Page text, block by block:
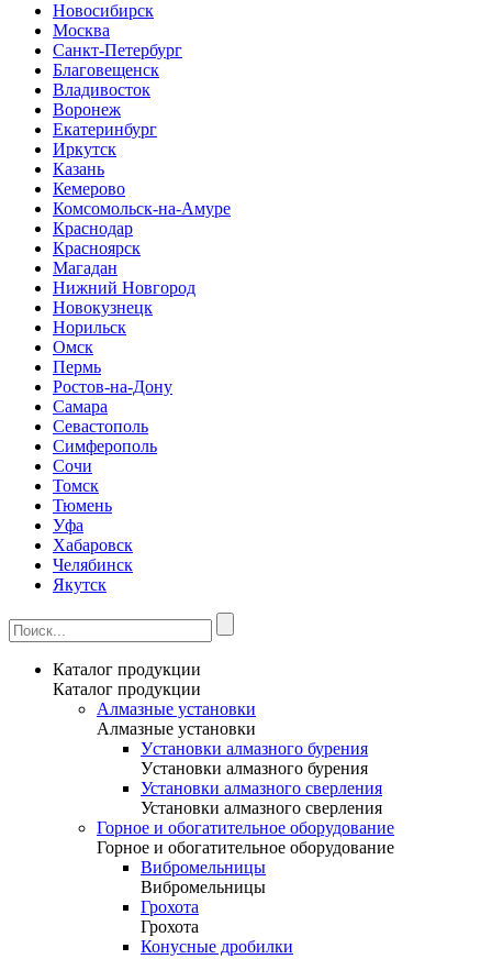
Новосибирск
Москва
Санкт-Петербург
Благовещенск
Владивосток
Воронеж
Екатеринбург
Иркутск
Казань
Кемерово
Комсомольск-на-Амуре
Краснодар
Красноярск
Магадан
Нижний Новгород
Новокузнецк
Норильск
Омск
Пермь
Ростов-на-Дону
Самара
Севастополь
Симферополь
Сочи
Томск
Тюмень
Уфа
Хабаровск
Челябинск
Якутск
Каталог продукции
Каталог продукции
Алмазные установки
Алмазные установки
Уcтановки алмазного бурения
Уcтановки алмазного бурения
Установки алмазного сверления
Установки алмазного сверления
Горное и обогатительное оборудование
Горное и обогатительное оборудование
Вибромельницы
Вибромельницы
Грохота
Грохота
Конусные дробилки